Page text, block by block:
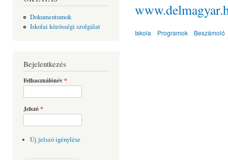
Dokumentumok
Iskolai közösségi szolgálat
Bejelentkezés
Felhasználónév*
Jelszó*
Új jelszó igénylése
Iskola Programok Beszámoló